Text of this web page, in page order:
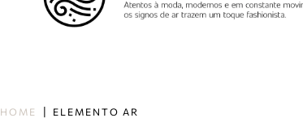
HOME ELEMENTO AR